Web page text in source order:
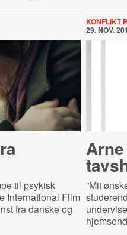
til psykisk
International Film
fra danske og
KONFLIKT
29. NOV.
”Mit